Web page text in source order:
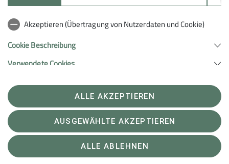
Unterstütze uns
Sektion Heilbronn des Deutschen Alpenvereins e.V.
Telefon +497131679933
Datenschutz-Einstellungen
Datenschutz
Impressum
Erklärung zur Barrierefreiheit
Akzeptieren (Übertragung von Nutzerdaten und Cookie)
Cookie Beschreibung
Verwendete Cookies
ALLE AKZEPTIEREN
AUSGEWÄHLTE AKZEPTIEREN
ALLE ABLEHNEN